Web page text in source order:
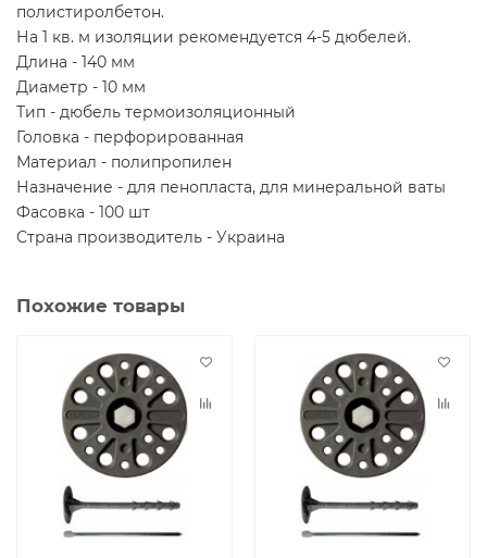
полистиролбетон.
На 1 кв. м изоляции рекомендуется 4-5 дюбелей.
Длина - 140 мм
Диаметр - 10 мм
Тип - дюбель термоизоляционный
Головка - перфорированная
Материал - полипропилен
Назначение - для пенопласта, для минеральной ваты
Фасовка - 100 шт
Страна производитель - Украина
Похожие товары